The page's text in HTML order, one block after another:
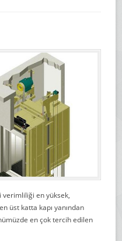
en yüksek,
üst katta kapı yanından
en çok tercih edilen